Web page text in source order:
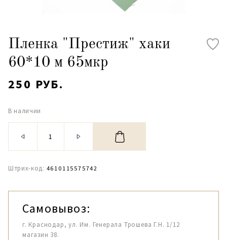
Пленка "Престиж" хаки
60*10 м 65мкр
250 РУБ.
В наличии
Штрих-код: 4610115575742
Самовывоз:
г. Краснодар, ул. Им. Генерала Трошева Г.Н. 1/12
магазин 38.